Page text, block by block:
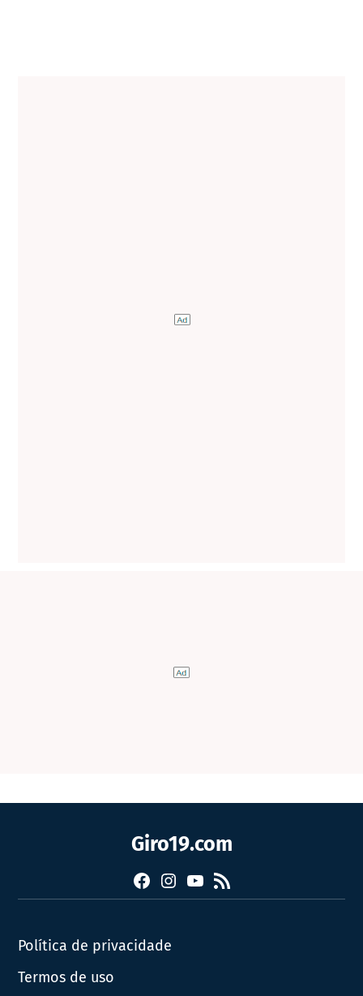
Giro19.com
FacebookInstagram
YouTube
RSS
Política de privacidade
Termos de uso